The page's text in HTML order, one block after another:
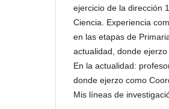
ejercicio de la dirección
Ciencia. Experiencia
en las etapas de
actualidad, donde
En la actualidad:
donde ejerzo como
Mis líneas de